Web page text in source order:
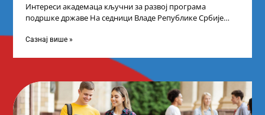
Интереси академаца кључни за развој програма
подршке државе На седници Владе Републике Србије
Сазнај више »